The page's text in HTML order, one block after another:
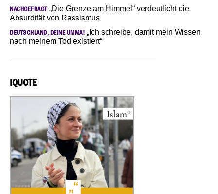
NACHGEFRAGT„Die Grenze am Himmel“ verdeutlicht die
Absurdität von Rassismus
DEUTSCHLAND, DEINE UMMA! „Ich schreibe, damit mein Wissen
nach meinem Tod existiert“
IQUOTE